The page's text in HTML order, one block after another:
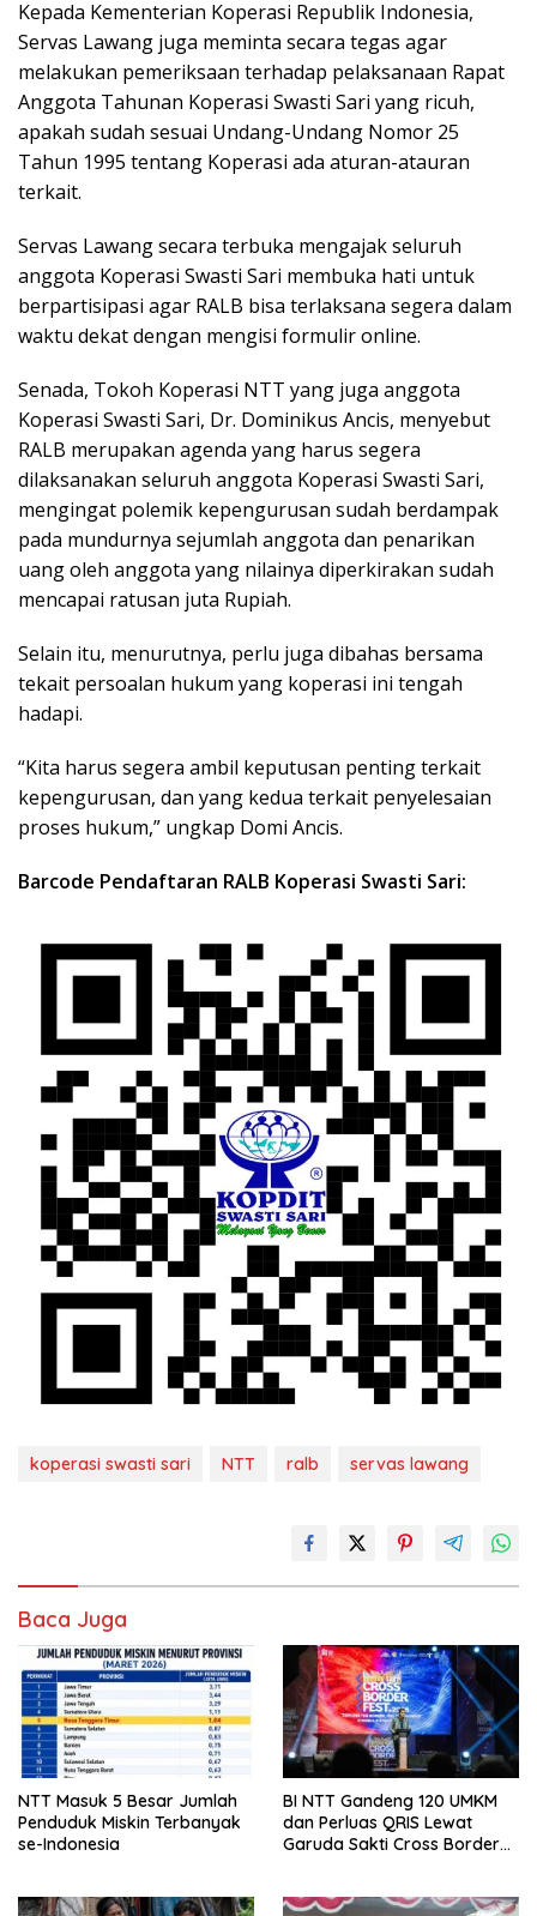
Kepada Kementerian Koperasi Republik Indonesia,
Servas Lawang juga meminta secara tegas agar
melakukan pemeriksaan terhadap pelaksanaan Rapat
Anggota Tahunan Koperasi Swasti Sari yang ricuh,
apakah sudah sesuai Undang-Undang Nomor 25
Tahun 1995 tentang Koperasi ada aturan-atauran
terkait.
Servas Lawang secara terbuka mengajak seluruh
anggota Koperasi Swasti Sari membuka hati untuk
berpartisipasi agar RALB bisa terlaksana segera dalam
waktu dekat dengan mengisi formulir online.
Senada, Tokoh Koperasi NTT yang juga anggota
Koperasi Swasti Sari, Dr. Dominikus Ancis, menyebut
RALB merupakan agenda yang harus segera
dilaksanakan seluruh anggota Koperasi Swasti Sari,
mengingat polemik kepengurusan sudah berdampak
pada mundurnya sejumlah anggota dan penarikan
uang oleh anggota yang nilainya diperkirakan sudah
mencapai ratusan juta Rupiah.
Selain itu, menurutnya, perlu juga dibahas bersama
tekait persoalan hukum yang koperasi ini tengah
hadapi.
“Kita harus segera ambil keputusan penting terkait
kepengurusan, dan yang kedua terkait penyelesaian
proses hukum,” ungkap Domi Ancis.
Barcode Pendaftaran RALB Koperasi Swasti Sari:
koperasi swasti sari NTT ralb servas lawang
Baca Juga
NTT Masuk 5 Besar Jumlah
Penduduk Miskin Terbanyak
se-Indonesia
BI NTT Gandeng 120 UMKM
dan Perluas QRIS Lewat
Garuda Sakti Cross Border